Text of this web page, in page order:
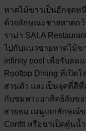
หาดไม้ขาวเป็นอีกจุด
ด้วยลักษณะชายหาดกว้
ราม่า SALA
ไปกับแนวชายหาดไม้ข
infinity pool เพื่อรับล
Rooftop Dining ที่เปิด
ส่วนตัว และเป็นจุดที่ดี
กับชมพระอาทิตย์ลับข
สายลม เมนูเอกลักษณ์ข
Confit หรือขาเป็ดตุ๋น